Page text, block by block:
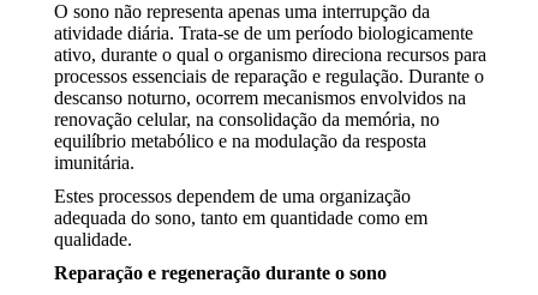
O sono não representa apenas uma interrupção da
atividade diária. Trata-se de um período biologicamente
ativo, durante o qual o organismo direciona recursos para
processos essenciais de reparação e regulação. Durante o
descanso noturno, ocorrem mecanismos envolvidos na
renovação celular, na consolidação da memória, no
equilíbrio metabólico e na modulação da resposta
imunitária.
Estes processos dependem de uma organização
adequada do sono, tanto em quantidade como em
qualidade.
Reparação e regeneração durante o sono